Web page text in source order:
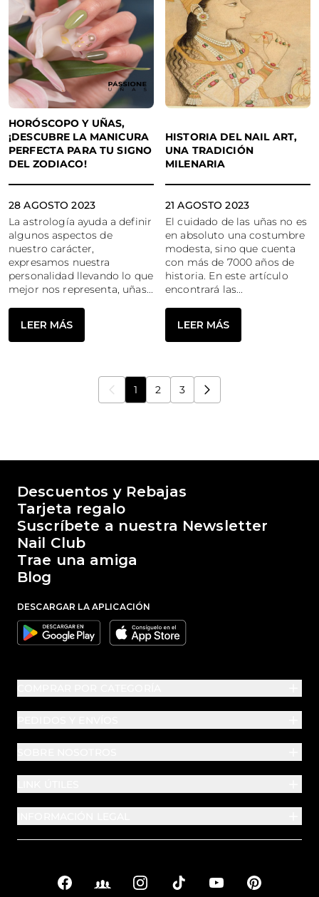
HORÓSCOPO Y UÑAS,
¡DESCUBRE LA MANICURA
PERFECTA PARA TU SIGNO
DEL ZODIACO!
28 AGOSTO 2023
La astrología ayuda a definir
algunos aspectos de
nuestro carácter,
expresamos nuestra
personalidad llevando lo que
mejor nos representa, uñas...
LEER MÁS
HISTORIA DEL NAIL ART,
UNA TRADICIÓN
MILENARIA
21 AGOSTO 2023
El cuidado de las uñas no es
en absoluto una costumbre
modesta, sino que cuenta
con más de 7000 años de
historia. En este artículo
encontrará las...
LEER MÁS
Actualmente estás leyendo la
1 Página
2 Página
3
El mundo de Passione Beauty
Descuentos y Rebajas
Tarjeta regalo
Suscríbete a nuestra Newsletter
Nail Club
Trae una amiga
Blog
DESCARGAR LA APLICACIÓN
Google Apple
Enlaces sociales
FacebookFacebook Groups
InstagramTikTok YouTubePinterest